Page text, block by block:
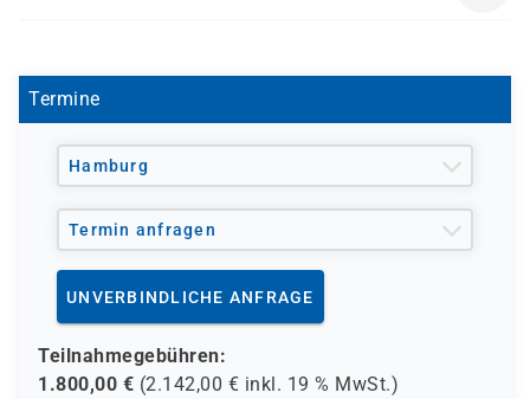
Termine
Hamburg
Termin anfragen
UNVERBINDLICHE ANFRAGE
Teilnahmegebühren:
1.800,00 € (2.142,00 € inkl. 19 % MwSt.)